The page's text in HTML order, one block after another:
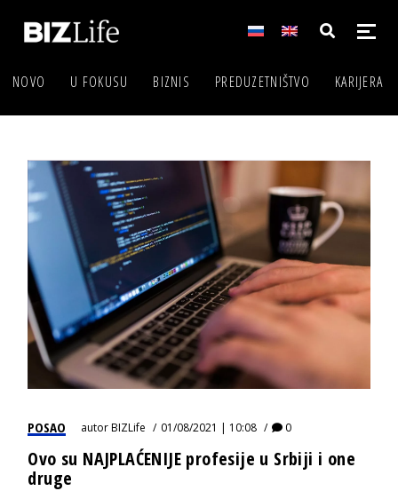
NOVO U FOKUSU BIZNIS PREDUZETNIŠTVO KARIJERA
POSAO autorBIZLife 01/08/2021 | 10:08 0
Ovo su NAJPLAĆENIJE profesije u Srbiji i one
druge